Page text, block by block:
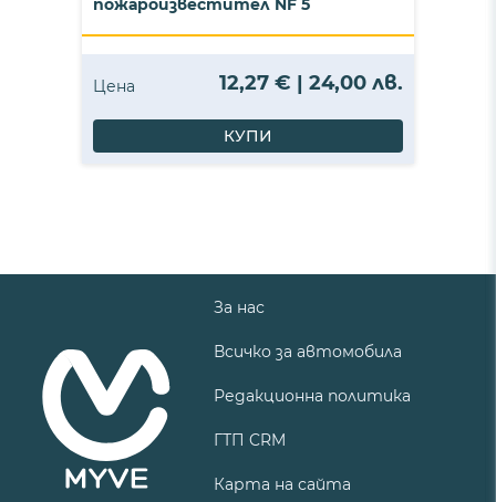
пожароизвестител NF 5
Цена 12,27 € | 24,00 лв.
КУПИ
За нас
Всичко за автомобила
Редакционна политика
ГТП CRM
Карта на сайта